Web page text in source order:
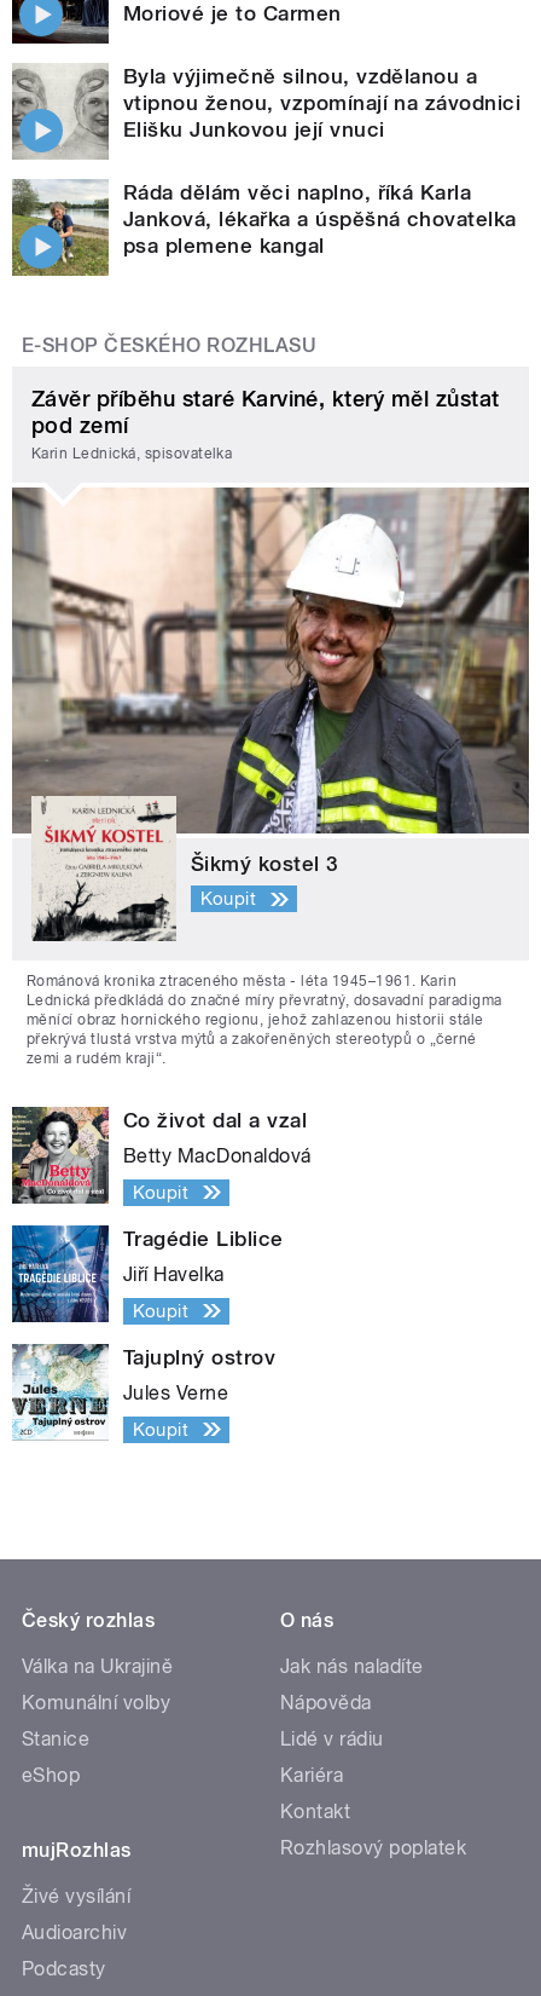
Moriové je to Carmen
Byla výjimečně silnou, vzdělanou a
vtipnou ženou, vzpomínají na závodnici
Elišku Junkovou její vnuci
Ráda dělám věci naplno, říká Karla
Janková, lékařka a úspěšná chovatelka
psa plemene kangal
E-SHOP ČESKÉHO ROZHLASU
Závěr příběhu staré Karviné, který měl zůstat
pod zemí
Karin Lednická, spisovatelka
Šikmý kostel 3
Koupit
Románová kronika ztraceného města - léta 1945–1961. Karin
Lednická předkládá do značné míry převratný, dosavadní paradigma
měnící obraz hornického regionu, jehož zahlazenou historii stále
překrývá tlustá vrstva mýtů a zakořeněných stereotypů o „černé
zemi a rudém kraji“.
Co život dal a vzal
Betty MacDonaldová
Koupit
Tragédie Liblice
Jiří Havelka
Koupit
Tajuplný ostrov
Jules Verne
Koupit
Český rozhlas
Válka na Ukrajině
Komunální volby
Stanice
eShop
mujRozhlas
Živé vysílání
Audioarchiv
Podcasty
O nás
Jak nás naladíte
Nápověda
Lidé v rádiu
Kariéra
Kontakt
Rozhlasový poplatek